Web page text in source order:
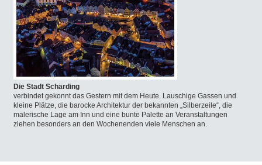
Die Stadt Schärding
verbindet gekonnt das Gestern mit dem Heute. Lauschige Gassen und
kleine Plätze, die barocke Architektur der bekannten „Silberzeile“, die
malerische Lage am Inn und eine bunte Palette an Veranstaltungen
ziehen besonders an den Wochenenden viele Menschen an.